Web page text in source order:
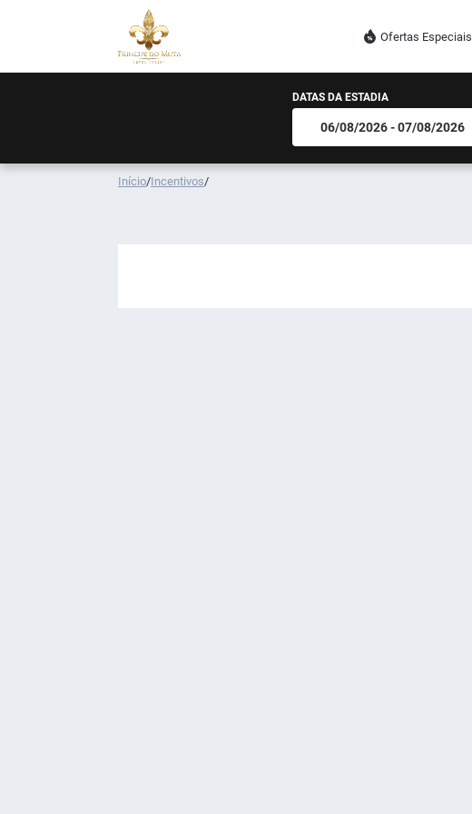
Ofertas Especiais
DATAS DA ESTADIA
Início/Incentivos/